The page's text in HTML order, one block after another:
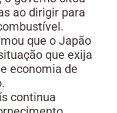
ao dirigir para
que o Japão
que exija
economia de
continua